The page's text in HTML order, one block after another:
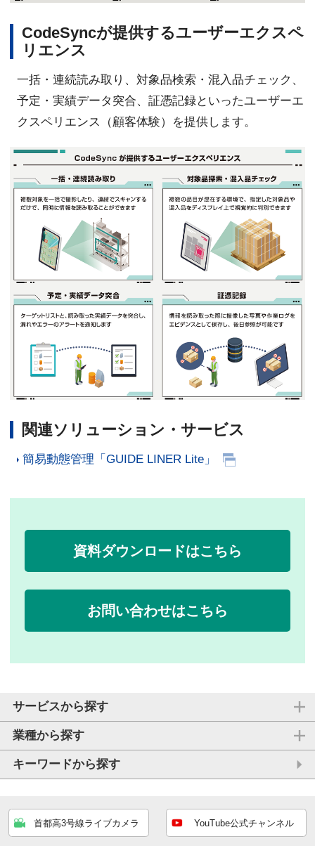
CodeSyncが提供するユーザーエクスペ
リエンス
一括・連続読み取り、対象品検索・混入品チェック、
予定・実績データ突合、証憑記録といったユーザーエ
クスペリエンス（顧客体験）を提供します。
関連ソリューション・サービス
簡易動態管理「GUIDE LINER Lite」
資料ダウンロードはこちら
お問い合わせはこちら
サービスから探す
業種から探す
キーワードから探す
首都高3号線ライブカメラ YouTube公式チャンネル